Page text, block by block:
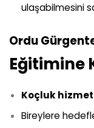
ulaşabilmesini
Ordu
Eğitimine
Koçluk
Bireylere